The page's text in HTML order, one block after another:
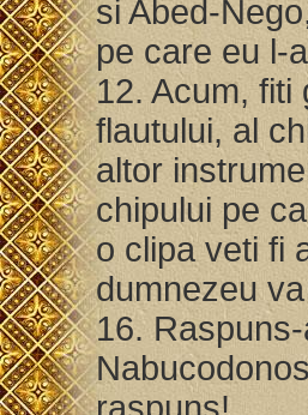
si Abed-
pe care eu l-
12. Acum, fiti
flautului, al
altor
chipului pe
o clipa veti fi
dumnezeu
16.